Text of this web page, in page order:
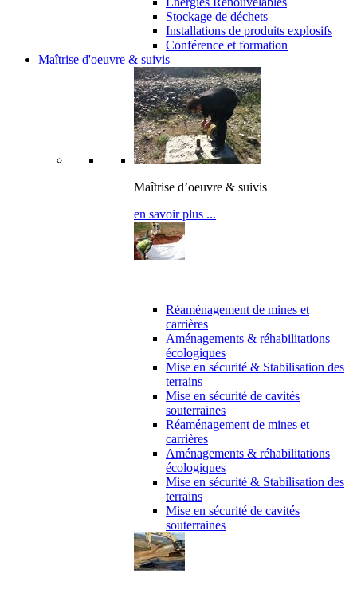
Stockage de déchets
Installations de produits explosifs
Conférence et formation
Maîtrise d'oeuvre & suivis
Maîtrise d’oeuvre & suivis
en savoir plus ...
Réaménagement de mines et
carrières
Aménagements & réhabilitations
écologiques
Mise en sécurité & Stabilisation des
terrains
Mise en sécurité de cavités
souterraines
Réaménagement de mines et
carrières
Aménagements & réhabilitations
écologiques
Mise en sécurité & Stabilisation des
terrains
Mise en sécurité de cavités
souterraines